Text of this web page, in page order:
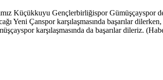
Küçükkuyu Gençlerbirliğispor Gümüşçayspor
Yeni Çanspor karşılaşmasında başarılar
karşılaşmasında da başarılar dileriz.